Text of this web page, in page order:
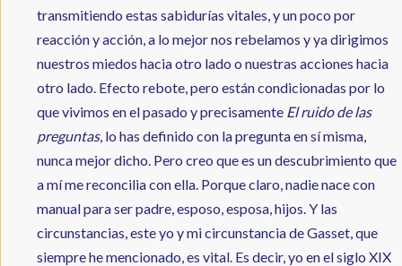
transmitiendo estas sabidurías vitales, y un poco por
reacción y acción, a lo mejor nos rebelamos y ya dirigimos
nuestros miedos hacia otro lado o nuestras acciones hacia
otro lado. Efecto rebote, pero están condicionadas por lo
que vivimos en el pasado y precisamente El ruido de las
preguntas, lo has definido con la pregunta en sí misma,
nunca mejor dicho. Pero creo que es un descubrimiento que
a mí me reconcilia con ella. Porque claro, nadie nace con
manual para ser padre, esposo, esposa, hijos. Y las
circunstancias, este yo y mi circunstancia de Gasset, que
siempre he mencionado, es vital. Es decir, yo en el siglo XIX